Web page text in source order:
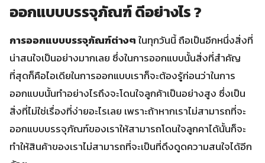
ออกแบบบรรจุภัณฑ์ ดีอย่างไร ?
การออกแบบบรรจุภัณฑ์ต่างๆในทุกวันนี้ ถือเป็นอีกหนึ่งสิ่งที่
น่าสนใจเป็นอย่างมากเลย ซึ่งในการออกแบบนั้นสิ่งที่สำคัญ
ที่สุดก็คือไอเดียในการออกแบบเราก็จะต้องรู้ก่อนว่าในการ
ออกแบบนั้นทำอย่างไรถึงจะโดนใจลูกค้าเป็นอย่างสูง ซึ่งเป็น
สิ่งที่ไม่ใช่เรื่องที่ง่ายอะไรเลย เพราะถ้าหากเราไม่สามารถที่จะ
ออกแบบบรรจุภัณฑ์ของเราให้สามารถโดนใจลูกคาได้นั้นก็จะ
ทำให้สินค้าของเราไม่สามารถที่จะเป็นที่ดึงดูดความสนใจได้อีก